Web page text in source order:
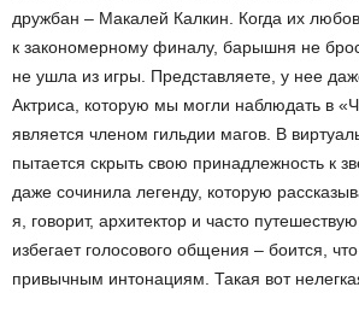
дружбан – Макалей Калкин. Когда их
к закономерному финалу, барышня не
не ушла из игры. Представляете, у нее
Актриса, которую мы могли наблюдать в
является членом гильдии магов. В
пытается скрыть свою принадлежность к
даже сочинила легенду, которую
я, говорит, архитектор и часто
избегает голосового общения – боится,
привычным интонациям. Такая вот